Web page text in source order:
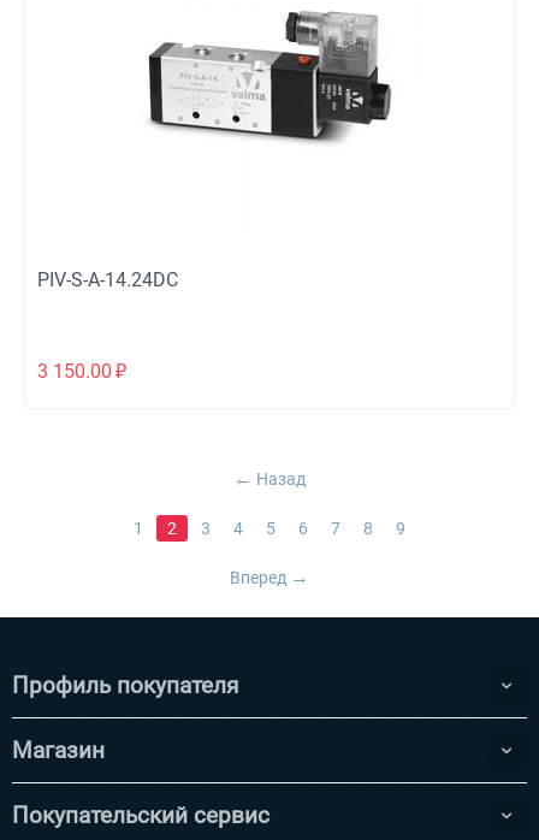
PIV-S-A-14.24DC
3 150.00 ₽
Назад
1 2 3 4 5 6 7 8 9
Вперед
Профиль покупателя
Магазин
Покупательский сервис